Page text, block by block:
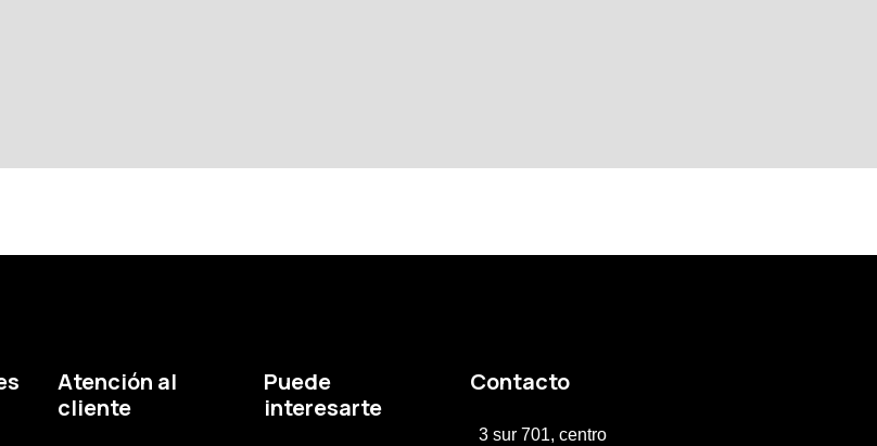
Atención al
cliente
Puede
interesarte
Contacto
3 sur 701, centro